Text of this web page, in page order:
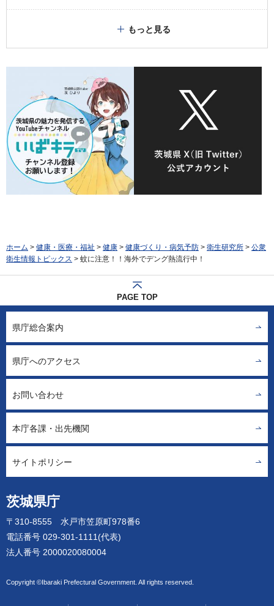
もっと見る
ホーム > 健康・医療・福祉 > 健康 > 健康づくり・病気予防 > 衛生研究所 > 公衆
衛生情報トピックス > 蚊に注意！！海外でデング熱流行中！
PAGE TOP
茨城県庁
〒310-8555 水戸市笠原町978番6
電話番号 029-301-1111(代表)
法人番号 2000020080004
Copyright ©Ibaraki Prefectural Government. All rights reserved.
県庁総合案内
県庁へのアクセス
お問い合わせ
本庁各課・出先機関
サイトポリシー